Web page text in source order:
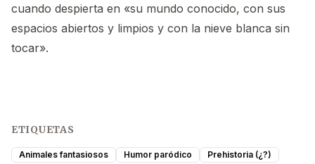
cuando despierta en «su mundo conocido, con sus
espacios abiertos y limpios y con la nieve blanca sin
tocar».
ETIQUETAS
Animales fantasiosos Humor paródico Prehistoria (¿?)